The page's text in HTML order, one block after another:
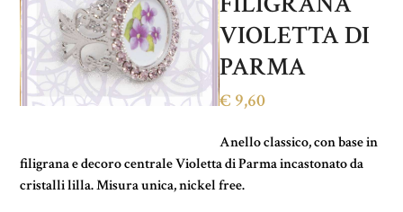
VIOLETTA DI
PARMA
€ 9,60
Anello classico, con base in
filigrana e decoro centrale Violetta di Parma incastonato da
cristalli lilla. Misura unica, nickel free.